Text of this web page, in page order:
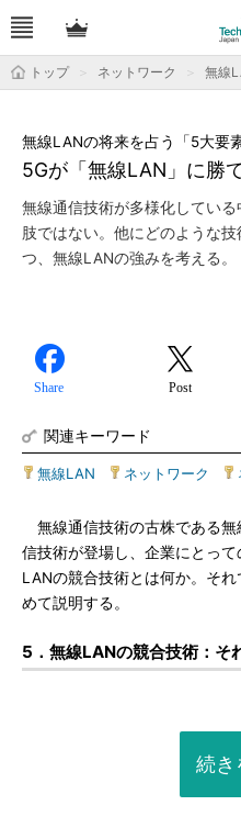
トップ ネットワーク 無線
5Gが「無線LAN」に勝
無線LANの将来を占う「5大要
無線通信技術が多様化してい
肢ではない。他にどのような
つ、無線LANの強みを考える。
Share Post
関連キーワード
無線LAN ネットワーク
無線通信技術の古株である無
信技術が登場し、企業にとっ
LANの競合技術とは何か。そ
めて説明する。
5．無線LANの競合技術：そ
続き